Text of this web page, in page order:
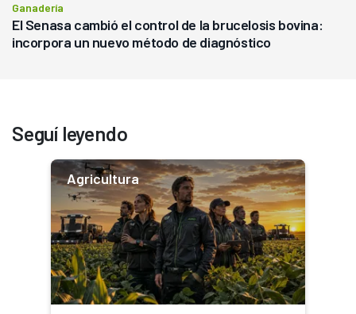
Ganadería
El Senasa cambió el control de la brucelosis bovina:
incorpora un nuevo método de diagnóstico
Seguí leyendo
Agricultura